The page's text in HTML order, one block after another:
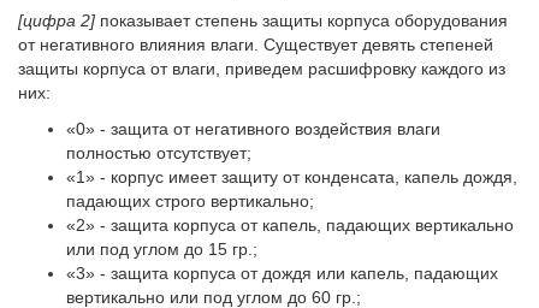
[цифра 2] показывает степень защиты корпуса оборудования
от негативного влияния влаги. Существует девять степеней
защиты корпуса от влаги, приведем расшифровку каждого из
них:
«0» - защита от негативного воздействия влаги
полностью отсутствует;
«1» - корпус имеет защиту от конденсата, капель дождя,
падающих строго вертикально;
«2» - защита корпуса от капель, падающих вертикально
или под углом до 15 гр.;
«3» - защита корпуса от дождя или капель, падающих
вертикально или под углом до 60 гр.;